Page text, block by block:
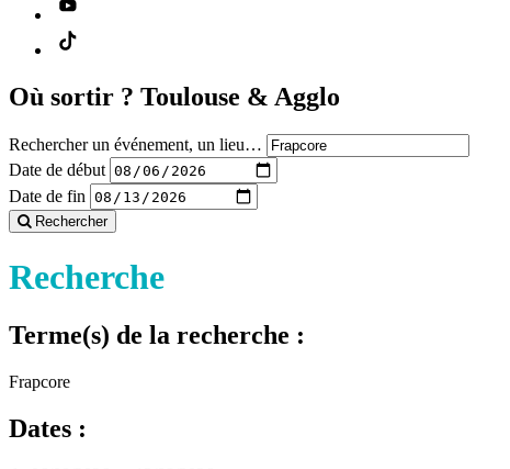
Où sortir ? Toulouse & Agglo
Rechercher un événement, un lieu…
Date de début
Date de fin
Rechercher
Recherche
Terme(s) de la recherche :
Frapcore
Dates :